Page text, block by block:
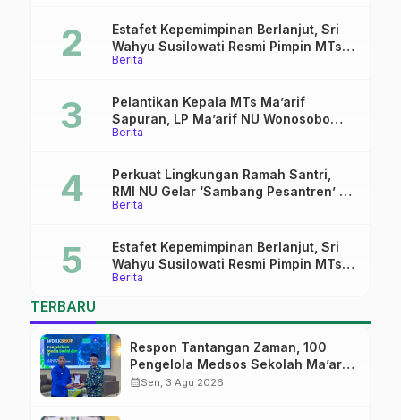
Berita
Estafet Kepemimpinan Berlanjut, Sri
Wahyu Susilowati Resmi Pimpin MTs
Ma’arif Sapuran
Berita
Pelantikan Kepala MTs Ma’arif
Sapuran, LP Ma’arif NU Wonosobo
Tekankan Lima Amanah
Berita
Perkuat Lingkungan Ramah Santri,
RMI NU Gelar ‘Sambang Pesantren’ di
Pati
Berita
Estafet Kepemimpinan Berlanjut, Sri
Wahyu Susilowati Resmi Pimpin MTs
Ma’arif Sapuran
TERBARU
Respon Tantangan Zaman, 100
Pengelola Medsos Sekolah Ma’arif
Pekalongan Ikuti Pelatihan Literasi
calendar_monthSen, 3 Agu 2026